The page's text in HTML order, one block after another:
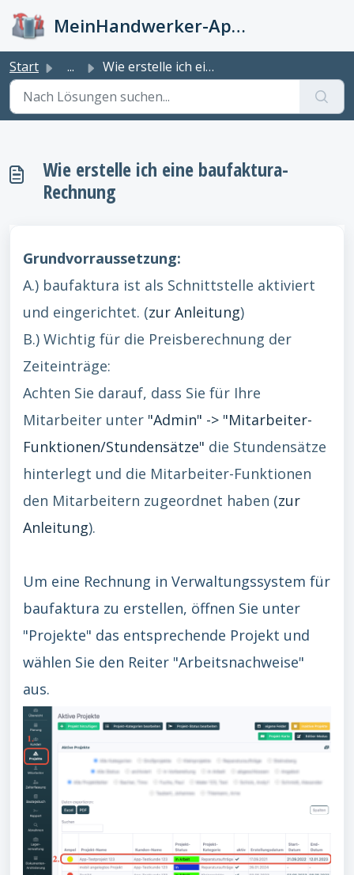
MeinHandwerker-App Info-Kiste
Start ... Wie erstelle ich eine baufaktura-Rechnung
Wie erstelle ich eine baufaktura-
Rechnung
Grundvorraussetzung:
A.) baufaktura ist als Schnittstelle aktiviert
und eingerichtet. (zur Anleitung)
B.) Wichtig für die Preisberechnung der
Zeiteinträge:
Achten Sie darauf, dass Sie für Ihre
Mitarbeiter unter "Admin" -> "Mitarbeiter-
Funktionen/Stundensätze" die Stundensätze
hinterlegt und die Mitarbeiter-Funktionen
den Mitarbeitern zugeordnet haben (zur
Anleitung).
Um eine Rechnung in Verwaltungssystem für
baufaktura zu erstellen, öffnen Sie unter
"Projekte" das entsprechende Projekt und
wählen Sie den Reiter "Arbeitsnachweise"
aus.